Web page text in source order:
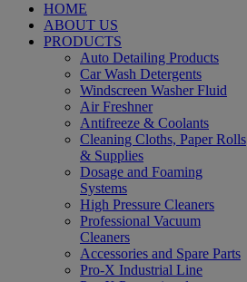
HOME
ABOUT US
PRODUCTS
Auto Detailing Products
Car Wash Detergents
Windscreen Washer Fluid
Air Freshner
Antifreeze & Coolants
Cleaning Cloths, Paper Rolls
& Supplies
Dosage and Foaming
Systems
High Pressure Cleaners
Professional Vacuum
Cleaners
Accessories and Spare Parts
Pro-X Industrial Line